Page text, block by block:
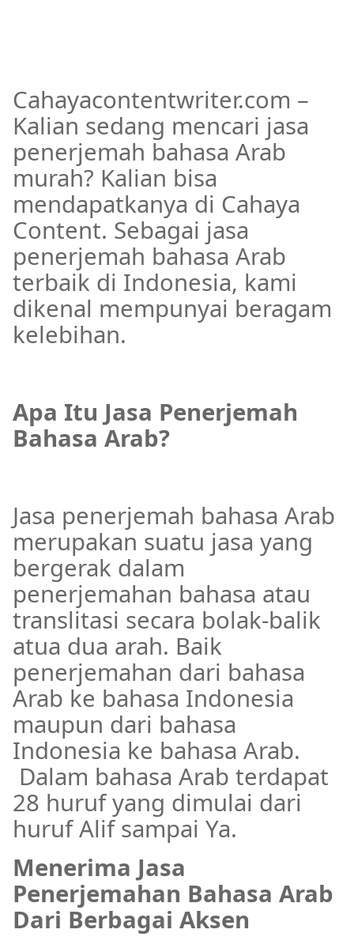
Cahayacontentwriter.com –
Kalian sedang mencari jasa
penerjemah bahasa Arab
murah? Kalian bisa
mendapatkanya di Cahaya
Content. Sebagai jasa
penerjemah bahasa Arab
terbaik di Indonesia, kami
dikenal mempunyai beragam
kelebihan.
Apa Itu Jasa Penerjemah
Bahasa Arab?
Jasa penerjemah bahasa Arab
merupakan suatu jasa yang
bergerak dalam
penerjemahan bahasa atau
translitasi secara bolak-balik
atua dua arah. Baik
penerjemahan dari bahasa
Arab ke bahasa Indonesia
maupun dari bahasa
Indonesia ke bahasa Arab.
Dalam bahasa Arab terdapat
28 huruf yang dimulai dari
huruf Alif sampai Ya.
Menerima Jasa
Penerjemahan Bahasa Arab
Dari Berbagai Aksen